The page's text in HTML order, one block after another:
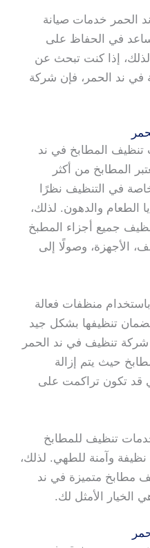
الحمر خدمات صيانة
في الحفاظ على
إذا كنت تبحث عن
ند الحمر، فإن شركة
المطابخ في ند
المطابخ من أكثر
خاصة في التنظيف نظرًا
الطعام والدهون. لذلك،
جميع أجزاء المطبخ
الأجهزة، وصولًا إلى
منظفات فعالة
تنظيفها بشكل جيد
شركة تنظيف في ند الحمر
حيث يتم إزالة
قد تكون تراكمت على
تنظيف للمطابخ
وآمنة للطهي. لذلك،
مطابخ متميزة في ند
الخيار الأمثل لك.